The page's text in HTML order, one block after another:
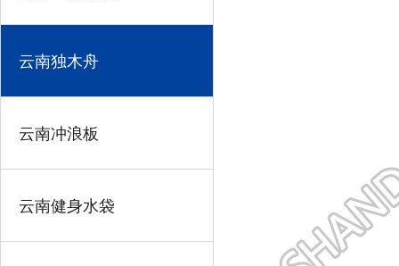
云南独木舟
云南冲浪板
云南健身水袋